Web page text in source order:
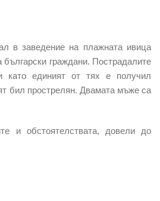
в заведение на плажната ивица
граждани. Пострадалите
единият от тях е получил
бил прострелян. Двамата мъже са
и обстоятелствата, довели до